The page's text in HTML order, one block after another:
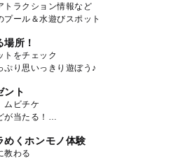
トラクション情報など
プール＆水遊びスポット
所！
トをチェック
ぷり思いっきり遊ぼう♪
ント
ムビチケ
当たる！
めくホンモノ体験
教わる